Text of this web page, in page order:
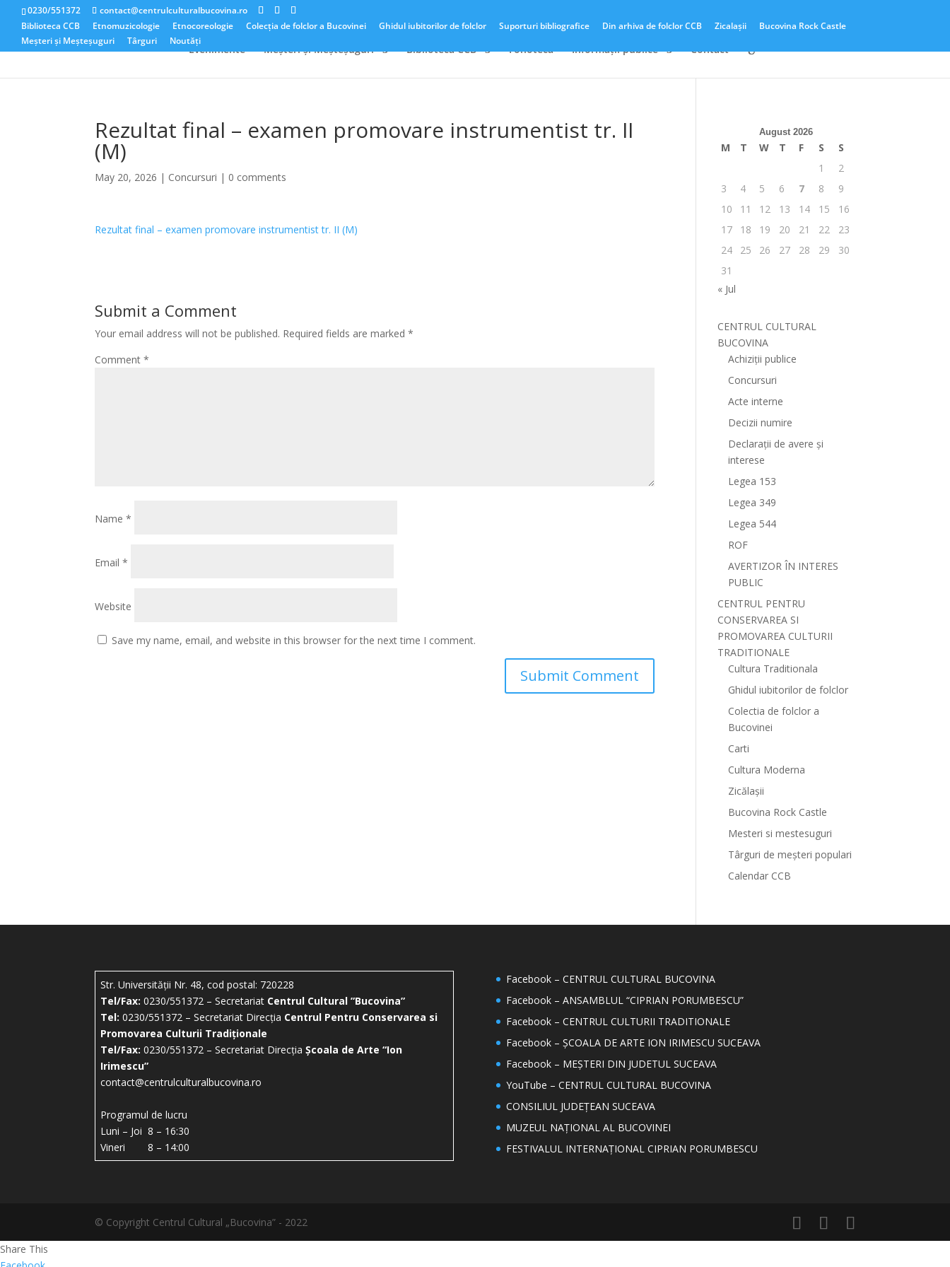
0230/551372
contact@centrulculturalbucovina.ro
Biblioteca CCB
Etnomuzicologie Etnocoreologie Colecția de folclor a Bucovinei Ghidul iubitorilor de folclor Suporturi bibliografice Din arhiva de folclor CCB Zicalașii
Bucovina Rock Castle
Meșteri și Meșteșuguri
Târguri Noutăți
Evenimente Meșteri și Meșteșuguri Biblioteca CCB Fonotecă Informații publice Contact
Rezultat final – examen promovare instrumentist tr. II
(M)
May 20, 2026 | Concursuri | 0 comments
Rezultat final – examen promovare instrumentist tr. II (M)
Submit a Comment
Your email address will not be published. Required fields are marked*
Comment*
Name*
Email*
Website
Save my name, email, and website in this browser for the next time I comment.
August 2026
M T W T F S
S
1
2
3
4 5 6 7 8
9
10
11 12 13 14 15
16
17
18 19 20 21 22
23
24
25 26 27 28 29
30
31
« Jul
CENTRUL CULTURAL
BUCOVINA
Achiziții publice
Concursuri
Acte interne
Decizii numire
Declarații de avere și
interese
Legea 153
Legea 349
Legea 544
ROF
AVERTIZOR ÎN INTERES
PUBLIC
CENTRUL PENTRU
CONSERVAREA SI
PROMOVAREA CULTURII
TRADITIONALE
Cultura Traditionala
Ghidul iubitorilor de folclor
Colectia de folclor a
Bucovinei
Carti
Cultura Moderna
Zicălașii
Bucovina Rock Castle
Mesteri si mestesuguri
Târguri de meșteri populari
Calendar CCB
Str. Universității Nr. 48, cod postal: 720228
Tel/Fax: 0230/551372 – Secretariat Centrul Cultural ”Bucovina”
Tel: 0230/551372 – Secretariat Direcția Centrul Pentru Conservarea si
Promovarea Culturii Tradiționale
Tel/Fax: 0230/551372 – Secretariat DirecțiaȘcoala de Arte “Ion
Irimescu”
contact@centrulculturalbucovina.ro
Programul de lucru
Luni – Joi 8 – 16:30
Vineri 8 – 14:00
Facebook – CENTRUL CULTURAL BUCOVINA
Facebook – ANSAMBLUL “CIPRIAN PORUMBESCU”
Facebook – CENTRUL CULTURII TRADITIONALE
Facebook – ȘCOALA DE ARTE ION IRIMESCU SUCEAVA
Facebook – MEȘTERI DIN JUDETUL SUCEAVA
YouTube – CENTRUL CULTURAL BUCOVINA
CONSILIUL JUDEȚEAN SUCEAVA
MUZEUL NAȚIONAL AL BUCOVINEI
FESTIVALUL INTERNAȚIONAL CIPRIAN PORUMBESCU
© Copyright Centrul Cultural „Bucovina” - 2022
Share This